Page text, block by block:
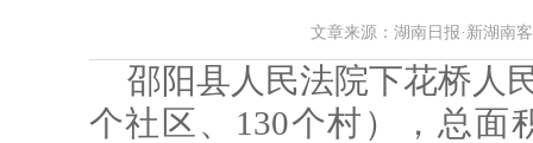
文章来源：湖南日报·新湖南
邵阳县人民法院下花桥人
个社区、130个村），总面